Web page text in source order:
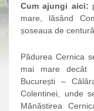
Cum ajungi aici:
mare, lăsând
șoseaua de
Pădurea Cernica
mai mare decât
București –
Colentinei, unde
Mănăstirea